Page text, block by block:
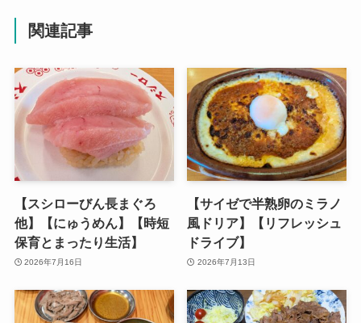
関連記事
【スシローびん長まぐろ
他】【にゅうめん】【時短
保育とまったり生活】
2026年7月16日
【サイゼで半熟卵のミラノ
風ドリア】【リフレッシュ
ドライブ】
2026年7月13日